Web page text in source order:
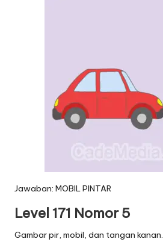
Jawaban: MOBIL PINTAR
Level 171 Nomor 5
Gambar pir, mobil, dan tangan kanan.